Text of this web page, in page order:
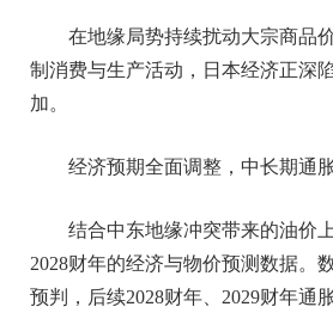
在地缘局势持续扰动大宗商品
制消费与生产活动，日本经济正深
加。
经济预期全面调整，中长期通
结合中东地缘冲突带来的油价
2028财年的经济与物价预测数据。
预判，后续2028财年、2029财年通